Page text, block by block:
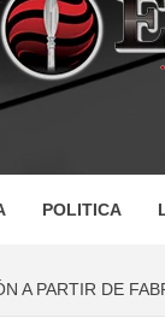
POLITICA
A PARTIR DE